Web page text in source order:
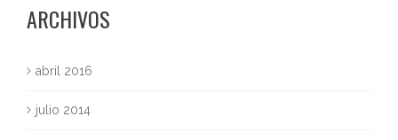
ARCHIVOS
abril 2016
julio 2014